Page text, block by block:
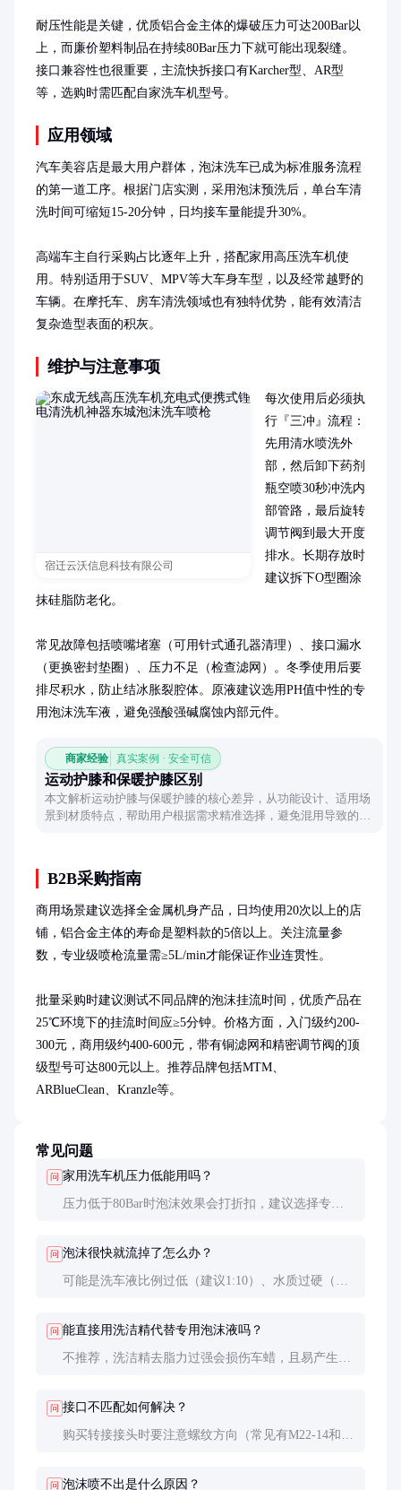
耐压性能是关键，优质铝合金主体的爆破压力可达200Bar以
上，而廉价塑料制品在持续80Bar压力下就可能出现裂缝。
接口兼容性也很重要，主流快拆接口有Karcher型、AR型
等，选购时需匹配自家洗车机型号。
应用领域
汽车美容店是最大用户群体，泡沫洗车已成为标准服务流程
的第一道工序。根据门店实测，采用泡沫预洗后，单台车清
洗时间可缩短15-20分钟，日均接车量能提升30%。
高端车主自行采购占比逐年上升，搭配家用高压洗车机使
用。特别适用于SUV、MPV等大车身车型，以及经常越野的
车辆。在摩托车、房车清洗领域也有独特优势，能有效清洁
复杂造型表面的积灰。
维护与注意事项
宿迁云沃信息科技有限公司
每次使用后必须执
行『三冲』流程：
先用清水喷洗外
部，然后卸下药剂
瓶空喷30秒冲洗内
部管路，最后旋转
调节阀到最大开度
排水。长期存放时
建议拆下O型圈涂
抹硅脂防老化。
常见故障包括喷嘴堵塞（可用针式通孔器清理）、接口漏水
（更换密封垫圈）、压力不足（检查滤网）。冬季使用后要
排尽积水，防止结冰胀裂腔体。原液建议选用PH值中性的专
用泡沫洗车液，避免强酸强碱腐蚀内部元件。
商家经验 真实案例 · 安全可信
运动护膝和保暖护膝区别
本文解析运动护膝与保暖护膝的核心差异，从功能设计、适用场
景到材质特点，帮助用户根据需求精准选择，避免混用导致的防
B2B采购指南
商用场景建议选择全金属机身产品，日均使用20次以上的店
铺，铝合金主体的寿命是塑料款的5倍以上。关注流量参
数，专业级喷枪流量需≥5L/min才能保证作业连贯性。
批量采购时建议测试不同品牌的泡沫挂流时间，优质产品在
25℃环境下的挂流时间应≥5分钟。价格方面，入门级约200-
300元，商用级约400-600元，带有铜滤网和精密调节阀的顶
级型号可达800元以上。推荐品牌包括MTM、
ARBlueClean、Kranzle等。
常见问题
问 家用洗车机压力低能用吗？
压力低于80Bar时泡沫效果会打折扣，建议选择专为
问 泡沫很快就流掉了怎么办？
可能是洗车液比例过低（建议1:10）、水质过硬（可
问 能直接用洗洁精代替专用泡沫液吗？
不推荐，洗洁精去脂力过强会损伤车蜡，且易产生过
问 接口不匹配如何解决？
购买转接接头时要注意螺纹方向（常见有M22-14和
问 泡沫喷不出是什么原因？